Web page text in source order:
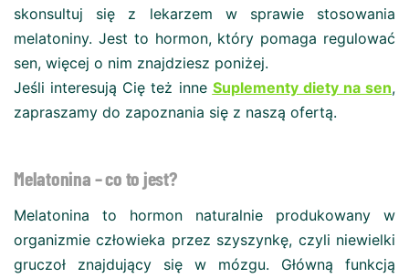
skonsultuj się z lekarzem w sprawie stosowania
melatoniny. Jest to hormon, który pomaga regulować
sen, więcej o nim znajdziesz poniżej.
Jeśli interesują Cię też inne Suplementy diety na sen,
zapraszamy do zapoznania się z naszą ofertą.
Melatonina – co to jest?
Melatonina to hormon naturalnie produkowany w
organizmie człowieka przez szyszynkę, czyli niewielki
gruczoł znajdujący się w mózgu. Główną funkcją